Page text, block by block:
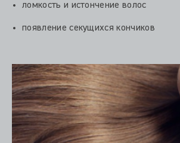
ломкость и истончение волос
появление секущихся кончиков